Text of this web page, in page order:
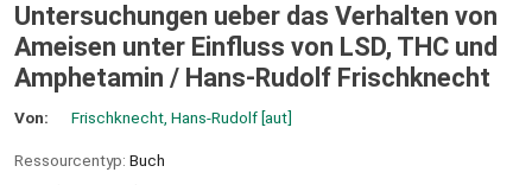
Untersuchungen ueber das Verhalten von
Ameisen unter Einfluss von LSD, THC und
Amphetamin / Hans-Rudolf Frischknecht
Von: Frischknecht, Hans-Rudolf[aut]
Ressourcentyp: Buch